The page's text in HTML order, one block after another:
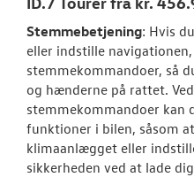
Stemmebetjening: Hvis
eller indstille
stemmekommandoer, så
og hænderne på rattet.
stemmekommandoer kan
funktioner i bilen, såsom
klimaanlægget eller
sikkerheden ved at lade